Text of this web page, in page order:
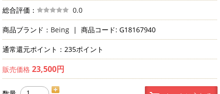
総合評価： 0.0
商品ブランド： Being | 商品コード: G18167940
通常還元ポイント：235ポイント
販売価格 23,500円